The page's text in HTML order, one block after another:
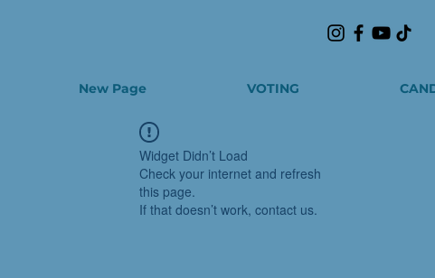
New Page VOTING
Widget Didn’t Load
Check your internet and refresh
this page.
If that doesn’t work, contact us.